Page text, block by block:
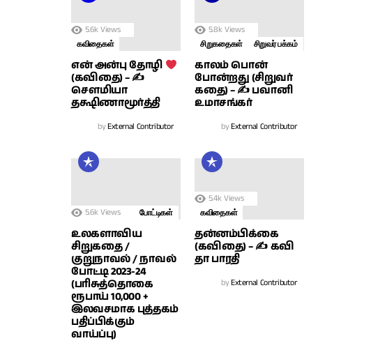
5.6k Views
கவிதைகள்
என் அன்பு தோழி
(கவிதை) – ✍
சௌமியா
தக்ஷிணாமூர்த்தி
byExternal Contributor
5.8k Views
சிறுகதைகள் சிறுவர் பக்கம்
காலம் பொன்
போன்றது (சிறுவர்
கதை) – ✍ பவானி
உமாசங்கர்
byExternal Contributor
5.6k Views போட்டிகள்
உலகளாவிய
சிறுகதை /
குறுநாவல் / நாவல்
போட்டி 2023-24
(பரிசுத்தொகை
ரூபாய் 10,000 +
இலவசமாக புத்தகம்
பதிப்பிக்கும்
வாய்ப்பு)
5.4k Views
கவிதைகள்
தன்னம்பிக்கை
(கவிதை) – ✍ கவி
தா பாரதி
byExternal Contributor